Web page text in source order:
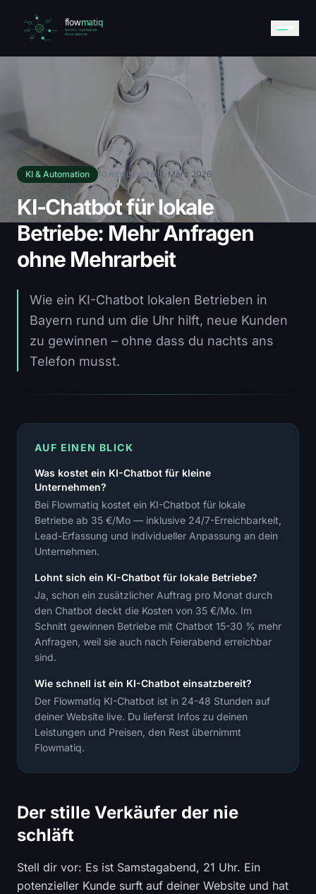
KI & Automation 10 min Lesezeit1. März 2026
KI-Chatbot für lokale
Betriebe: Mehr Anfragen
ohne Mehrarbeit
Wie ein KI-Chatbot lokalen Betrieben in
Bayern rund um die Uhr hilft, neue Kunden
zu gewinnen – ohne dass du nachts ans
Telefon musst.
AUF EINEN BLICK
Was kostet ein KI-Chatbot für kleine
Unternehmen?
Bei Flowmatiq kostet ein KI-Chatbot für lokale
Betriebe ab 35 €/Mo — inklusive 24/7-Erreichbarkeit,
Lead-Erfassung und individueller Anpassung an dein
Unternehmen.
Lohnt sich ein KI-Chatbot für lokale Betriebe?
Ja, schon ein zusätzlicher Auftrag pro Monat durch
den Chatbot deckt die Kosten von 35 €/Mo. Im
Schnitt gewinnen Betriebe mit Chatbot 15-30 % mehr
Anfragen, weil sie auch nach Feierabend erreichbar
sind.
Wie schnell ist ein KI-Chatbot einsatzbereit?
Der Flowmatiq KI-Chatbot ist in 24-48 Stunden auf
deiner Website live. Du lieferst Infos zu deinen
Leistungen und Preisen, den Rest übernimmt
Flowmatiq.
Der stille Verkäufer der nie
schläft
Stell dir vor: Es ist Samstagabend, 21 Uhr. Ein
potenzieller Kunde surft auf deiner Website und hat